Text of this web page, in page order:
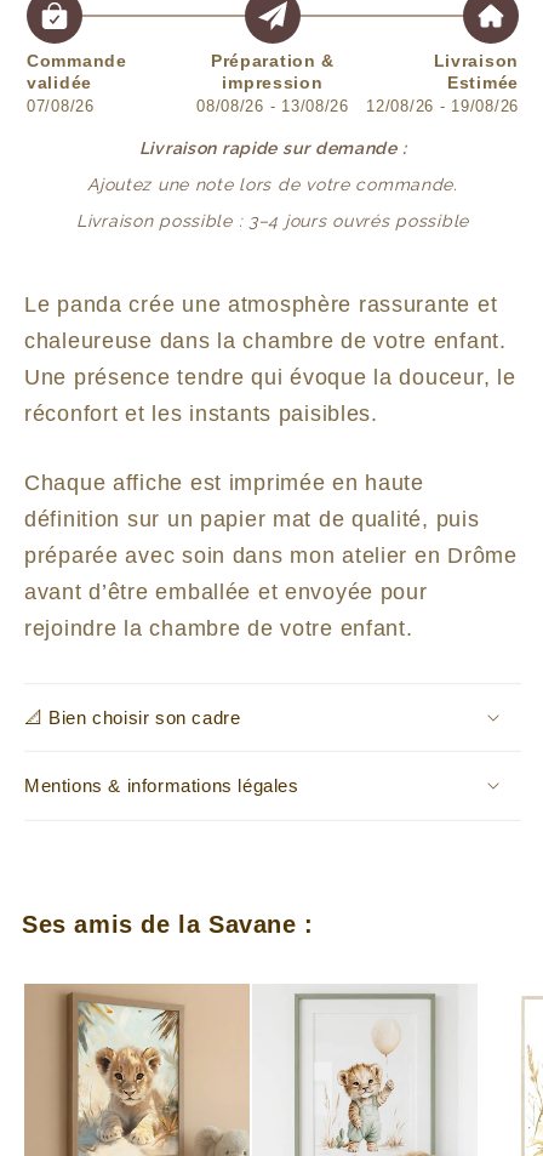
Commande
validée
07/08/26
Préparation &
impression
08/08/26 - 13/08/26
Livraison
Estimée
12/08/26 - 19/08/26
Livraison rapide sur demande :
Ajoutez une note lors de votre commande.
Livraison possible : 3–4 jours ouvrés possible
Le panda crée une atmosphère rassurante et
chaleureuse dans la chambre de votre enfant.
Une présence tendre qui évoque la douceur, le
réconfort et les instants paisibles.
Chaque affiche est imprimée en haute
définition sur un papier mat de qualité, puis
préparée avec soin dans mon atelier en Drôme
avant d’être emballée et envoyée pour
rejoindre la chambre de votre enfant.
📐 Bien choisir son cadre
Mentions & informations légales
Ses amis de la Savane :